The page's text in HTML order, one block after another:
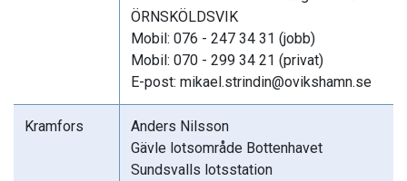
ÖRNSKÖLDSVIK
Mobil: 076 - 247 34 31 (jobb)
Mobil: 070 - 299 34 21 (privat)
E-post: mikael.strindin@ovikshamn.se
Kramfors
Anders Nilsson
Gävle lotsområde Bottenhavet
Sundsvalls lotsstation